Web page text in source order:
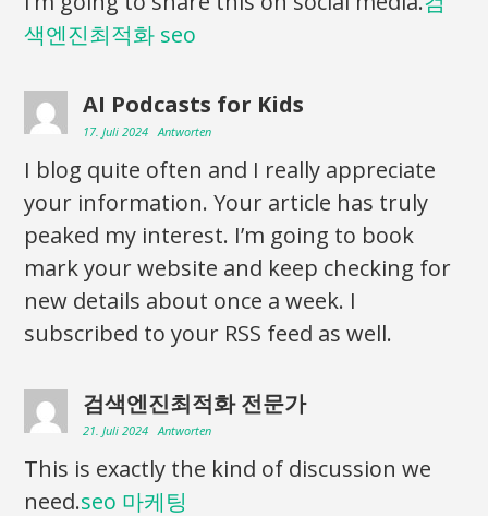
색엔진최적화 seo
AI Podcasts for Kids
17. Juli 2024 Antworten
I blog quite often and I really appreciate
your information. Your article has truly
peaked my interest. I’m going to book
mark your website and keep checking for
new details about once a week. I
subscribed to your RSS feed as well.
검색엔진최적화 전문가
21. Juli 2024 Antworten
This is exactly the kind of discussion we
need.seo 마케팅